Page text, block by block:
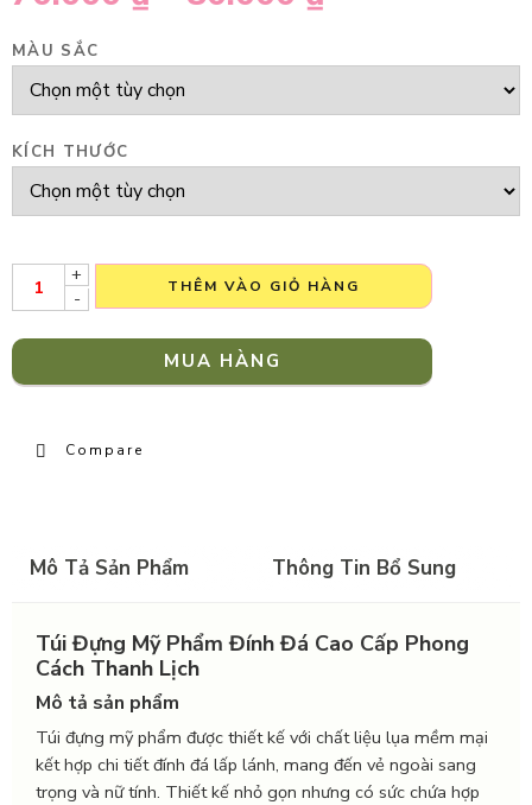
MÀU SẮC
KÍCH THƯỚC
+
-
THÊM VÀO GIỎ HÀNG
MUA HÀNG
Compare
Mô Tả Sản Phẩm Thông Tin Bổ Sung
Túi Đựng Mỹ Phẩm Đính Đá Cao Cấp Phong
Cách Thanh Lịch
Mô tả sản phẩm
Túi đựng mỹ phẩm được thiết kế với chất liệu lụa mềm mại
kết hợp chi tiết đính đá lấp lánh, mang đến vẻ ngoài sang
trọng và nữ tính. Thiết kế nhỏ gọn nhưng có sức chứa hợp